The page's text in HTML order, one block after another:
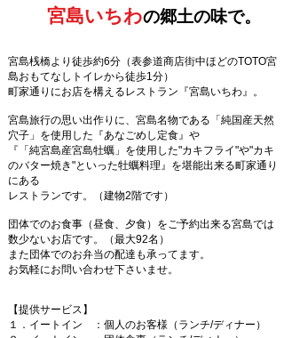
宮島いちわの郷土の味で。
宮島桟橋より徒歩約6分（表参道商店街中ほどのTOTO宮
島おもてなしトイレから徒歩1分）
町家通りにお店を構えるレストラン『宮島いちわ』。
宮島旅行の思い出作りに、 宮島名物である「純国産天然
穴子」を使用した『あなごめし定食』 や
『「 純宮島産宮島牡蠣」を使用した"カキフライ"や"カキ
のバター焼き"といった牡蠣料理』を堪能出来る町家通り
にある
レストランです。（建物2階です）
団体でのお食事（昼食、夕食）をご予約出来る宮島では
数少ないお店です。（最大92名）
また団体でのお弁当の配達も承ってます。
お気軽にお問い合わせ下さいませ。
​​【提供サービス】
１．イートイン ：個人のお客様（ランチ/ディナー）